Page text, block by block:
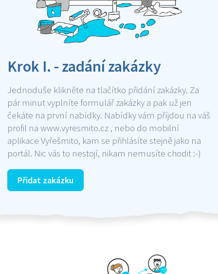
Krok I. - zadání zakázky
Jednoduše klikněte na tlačítko přidání zakázky. Za
pár minut vyplníte formulář zakázky a pak už jen
čekáte na první nabídky. Nabídky vám příjdou na váš
profil na www.vyresmito.cz , nebo do mobilní
aplikace Vyřešmito, kam se přihlásíte stejně jako na
portál. Nic vás to nestojí, nikam nemusíte chodit :-)
Přidat zakázku